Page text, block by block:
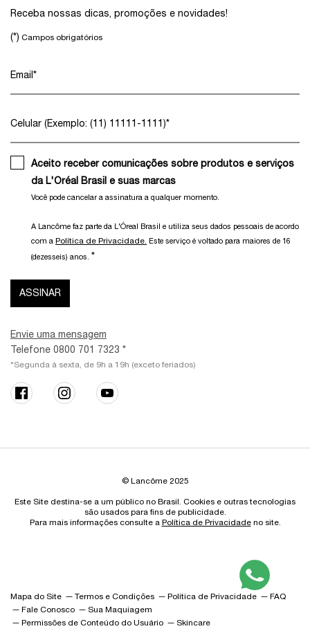
Receba nossas dicas, promoções e novidades!
(*) Campos obrigatórios
Email *
Celular (Exemplo: (11) 11111-1111)*
Aceito receber comunicações sobre produtos e serviços
da L'Oréal Brasil e suas marcas
Você pode cancelar a assinatura a qualquer momento.​
A Lancôme faz parte da L'Óreal Brasil e utiliza seus dados pessoais de acordo
com a Política de Privacidade. Este serviço é voltado para maiores de 16
(dezesseis) anos. *
ASSINAR
Envie uma mensagem
Telefone 0800 701 7323 *
*Segunda à sexta, de 9h a 19h (exceto feriados)
© Lancôme 2025
Este Site destina-se a um público no Brasil. Cookies e outras tecnologias
são usados para fins de publicidade.
Para mais informações consulte a Política de Privacidadeno site.
Mapa do Site Termos e Condições Política de Privacidade
FAQ
Fale Conosco
Sua Maquiagem
Permissões de Conteúdo do Usuário
Skincare